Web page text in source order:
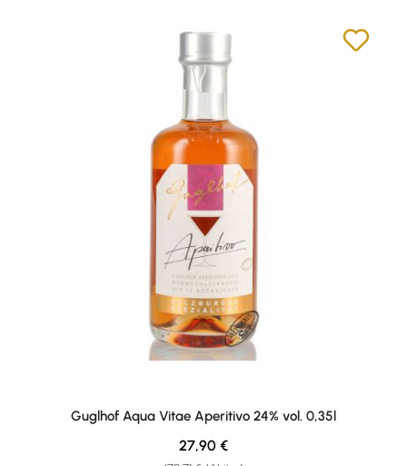
Guglhof Aqua Vitae Aperitivo 24% vol. 0,35l
Regulärer Preis:
27,90 €